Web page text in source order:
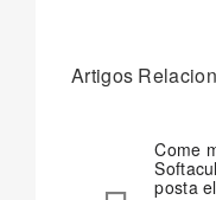
Artigos
Come
posta